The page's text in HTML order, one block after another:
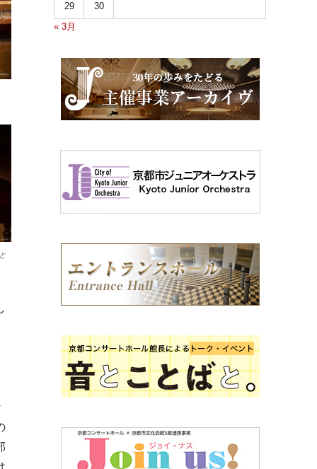
29
30
« 3月